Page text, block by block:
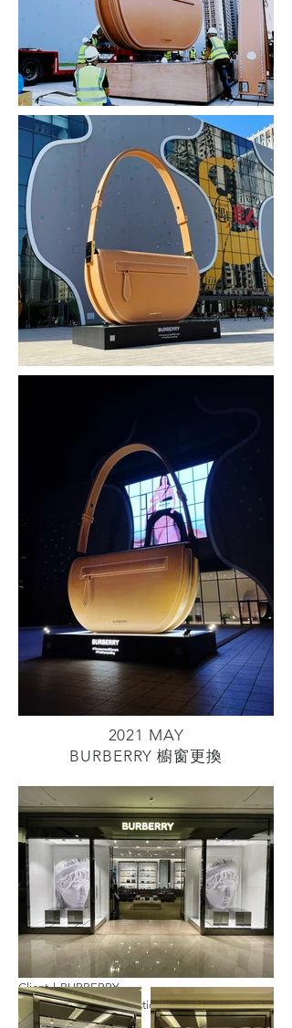
The Organizer｜BURBERRY
Location｜台中歌劇院
Client｜BURBERRY
Display Production｜EPOCHWAVE 時浪設計
｜品牌活動｜木作工程｜道具製作｜空拍攝影｜
The Organizer｜BURBERRY
Location｜全台櫃位
Client｜BURBERRY
Window Display Production｜EPOCHWAVE 時浪
設計
2021 MAY
BURBERRY 櫥窗更換